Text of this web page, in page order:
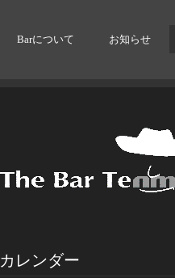
Barについて お知らせ
カレンダー